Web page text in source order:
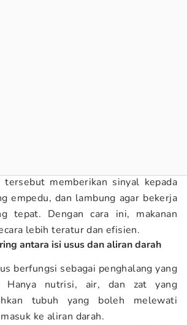
tersebut memberikan sinyal kepada
empedu, dan lambung agar bekerja
tepat. Dengan cara ini, makanan
lebih teratur dan efisien.
antara isi usus dan aliran darah
berfungsi sebagai penghalang yang
Hanya nutrisi, air, dan zat yang
tubuh yang boleh melewati
ke aliran darah.